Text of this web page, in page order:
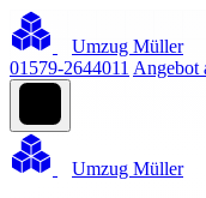
Umzug Müller
01579-2644011 Angebot
Umzug Müller